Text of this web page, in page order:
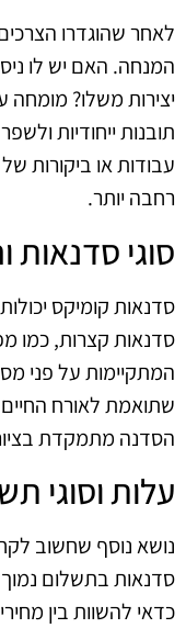
לאחר שהוגדרו
המנחה. האם יש לו
יצירות משלו? מומחה
תובנות ייחודיות
עבודות או ביקורות
רחבה יותר.
סוגי
סדנאות קומיקס
סדנאות קצרות, כמו
המתקיימות על פני
שתואמת לאורח החיים
הסדנה מתמקדת
עלות וסוגי
נושא נוסף שחשוב
סדנאות בתשלום נמוך
כדאי להשוות בין